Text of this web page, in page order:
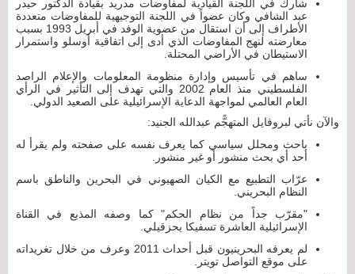
شارك في اللجنة القيادية لمفاوضات مدريد بقيادة الدكتور حيدر
عبد الشافي وكان عضواً في اللجنة التوجيهية للمفاوضات متعددة
الأطراف إلى أن استقال من عضوية الوفد في أبريل 1993 بسبب
معارضته لنهج المفاوضات الذي أدى إلى اتفاقية أوسلو واستمرار
الاستيطان في الأراضي المحتلة.
ساهم في تأسيس وإدارة منظومة المعلومات والإعلام الراصد
الفلسطيني منذ العام 2002 والتي تهدف إلى التأثير في الرأي
العام العالمي لمواجهة الدعاية الإسرائيلية على الصعيد الدولي.
والآن نأتي لبروفايل المتهجًّم عبدالله الجنيد:
باحث ومحلل سياسي كما يعرف نفسه على صفحته ولم يقرأ له
أحد أي بحث منشور أو غير منشور.
عرّاب التطبيع مع الكيان الصهيوني في البحرين والناطق باسم
النظام البحريني.
"مقرّب جداً من نظام الحكم" كما وصفه المذيع في القناة
الإسرائيلية العاشرة تسفيكا يحزقيلي.
لم يعرفه البحرينيون قبل أحداث 2011 وعرف من خلال تغريداته
على موقع التواصل تويتر.